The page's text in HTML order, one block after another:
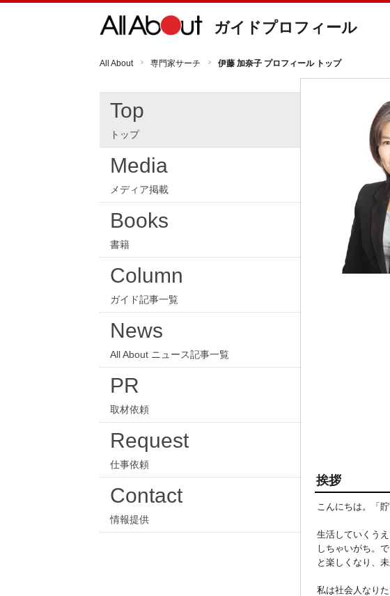
ガイドプロフィール
All About 専門家サーチ 伊藤 加奈子 プロフィール トップ
Top
トップ
Media
メディア掲載
Books
書籍
Column
ガイド記事一覧
News
All About ニュース記事一覧
PR
取材依頼
Request
仕事依頼
Contact
情報提供
挨拶
こんにちは。「
生活していくう
しちゃいがち。
と楽しくなり、
私は社会人なり